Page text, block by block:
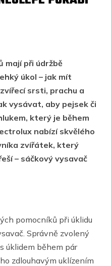
mají při údržbě
úkol – jak mít
srsti, prachu a
vysávat, aby pejsek či
který je během
nabízí skvělého
zvířátek, který
– sáčkový vysavač
pomocníků při úklidu
Správně zvolený
úklidem během pár
zdlouhavým uklízením